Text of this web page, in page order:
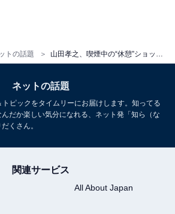
トの話題
ネットの話題
ピックをタイムリーにお届けします。知ってる
だか楽しい気分になれる、ネット発「知ら（な
くさん。
関連サービス
All About Japan